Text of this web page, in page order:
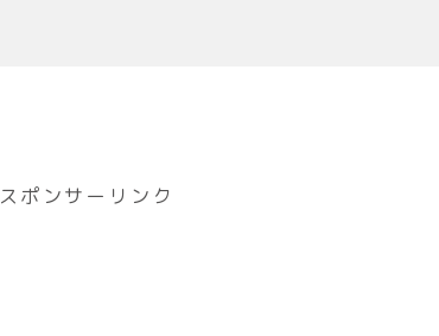
スポンサーリンク